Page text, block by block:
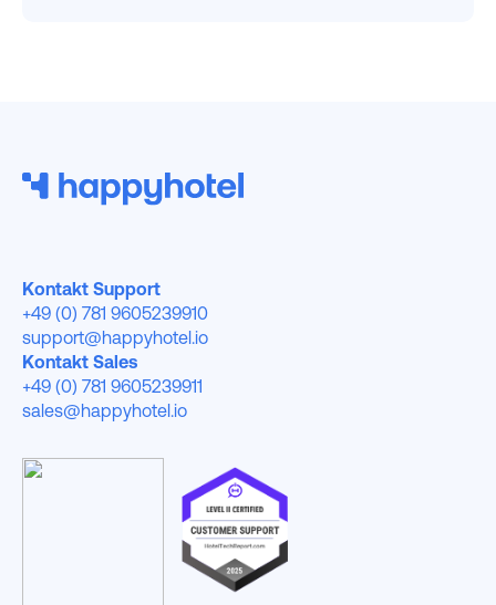
Kontakt Support
+49 (0) 781 9605239910
support@happyhotel.io
Kontakt Sales
+49 (0) 781 9605239911
sales@happyhotel.io